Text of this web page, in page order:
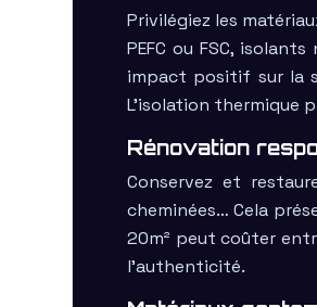
Privilégiez les
PEFC ou FSC,
impact positif sur la
L’isolation thermique
Rénovation
Conservez et
cheminées… Cela
20m² peut coûter
l’authenticité.